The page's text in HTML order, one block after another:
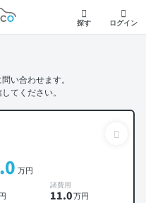
コ
探す ログイン
い合わせます。
てください。
.0 万円
諸費用
11.0万円